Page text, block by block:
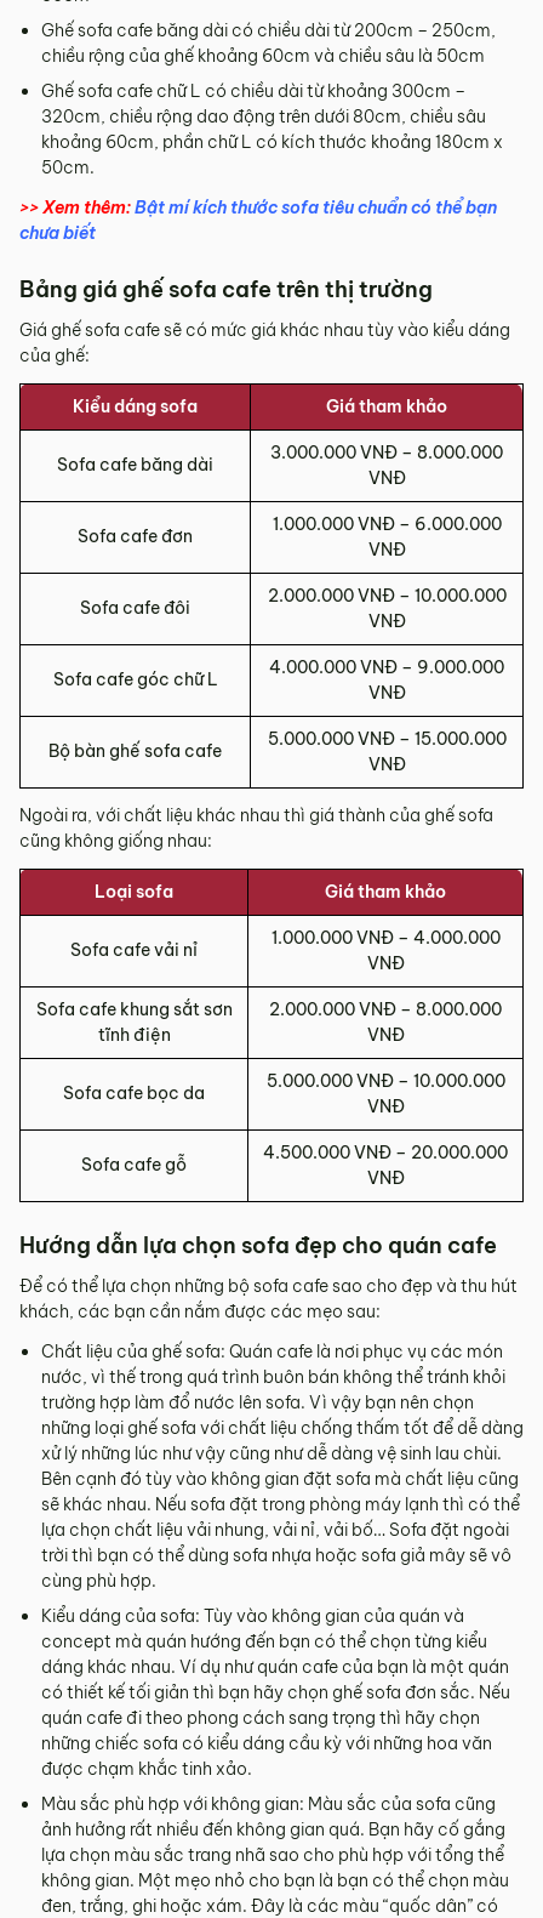
Ghế sofa cafe băng dài có chiều dài từ 200cm – 250cm,
chiều rộng của ghế khoảng 60cm và chiều sâu là 50cm
Ghế sofa cafe chữ L có chiều dài từ khoảng 300cm –
320cm, chiều rộng dao động trên dưới 80cm, chiều sâu
khoảng 60cm, phần chữ L có kích thước khoảng 180cm x
50cm.
>> Xem thêm:Bật mí kích thước sofa tiêu chuẩn có thể bạn
chưa biết
Bảng giá ghế sofa cafe trên thị trường
Giá ghế sofa cafe sẽ có mức giá khác nhau tùy vào kiểu dáng
của ghế:
Kiểu dáng sofa Giá tham khảo
Sofa cafe băng dài
3.000.000 VNĐ – 8.000.000
VNĐ
Sofa cafe đơn
1.000.000 VNĐ – 6.000.000
VNĐ
Sofa cafe đôi
2.000.000 VNĐ – 10.000.000
VNĐ
Sofa cafe góc chữ L
4.000.000 VNĐ – 9.000.000
VNĐ
Bộ bàn ghế sofa cafe
5.000.000 VNĐ – 15.000.000
VNĐ
Ngoài ra, với chất liệu khác nhau thì giá thành của ghế sofa
cũng không giống nhau:
Loại sofa Giá tham khảo
Sofa cafe vải nỉ
1.000.000 VNĐ – 4.000.000
VNĐ
Sofa cafe khung sắt sơn
tĩnh điện
2.000.000 VNĐ – 8.000.000
VNĐ
Sofa cafe bọc da
5.000.000 VNĐ – 10.000.000
VNĐ
Sofa cafe gỗ
4.500.000 VNĐ – 20.000.000
VNĐ
Hướng dẫn lựa chọn sofa đẹp cho quán cafe
Để có thể lựa chọn những bộ sofa cafe sao cho đẹp và thu hút
khách, các bạn cần nắm được các mẹo sau:
Chất liệu của ghế sofa: Quán cafe là nơi phục vụ các món
nước, vì thế trong quá trình buôn bán không thể tránh khỏi
trường hợp làm đổ nước lên sofa. Vì vậy bạn nên chọn
những loại ghế sofa với chất liệu chống thấm tốt để dễ dàng
xử lý những lúc như vậy cũng như dễ dàng vệ sinh lau chùi.
Bên cạnh đó tùy vào không gian đặt sofa mà chất liệu cũng
sẽ khác nhau. Nếu sofa đặt trong phòng máy lạnh thì có thể
lựa chọn chất liệu vải nhung, vải nỉ, vải bố… Sofa đặt ngoài
trời thì bạn có thể dùng sofa nhựa hoặc sofa giả mây sẽ vô
cùng phù hợp.
Kiểu dáng của sofa: Tùy vào không gian của quán và
concept mà quán hướng đến bạn có thể chọn từng kiểu
dáng khác nhau. Ví dụ như quán cafe của bạn là một quán
có thiết kế tối giản thì bạn hãy chọn ghế sofa đơn sắc. Nếu
quán cafe đi theo phong cách sang trọng thì hãy chọn
những chiếc sofa có kiểu dáng cầu kỳ với những hoa văn
được chạm khắc tinh xảo.
Màu sắc phù hợp với không gian: Màu sắc của sofa cũng
ảnh hưởng rất nhiều đến không gian quá. Bạn hãy cố gắng
lựa chọn màu sắc trang nhã sao cho phù hợp với tổng thể
không gian. Một mẹo nhỏ cho bạn là bạn có thể chọn màu
đen, trắng, ghi hoặc xám. Đây là các màu “quốc dân” có